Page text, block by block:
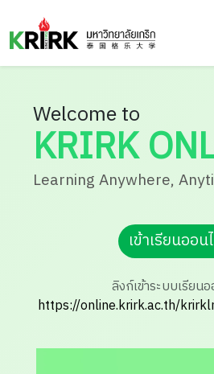
Welcome to
KRIRK
Learning Anywhere,
เข้าเรียนออน
ลิงก์เข้าระบบเรียน
https://online.krirk.ac.th/